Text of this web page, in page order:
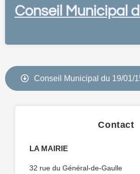
Conseil Municipal
Contact
LA MAIRIE
32 rue du Général-de-Gaulle
Conseil Municipal du 19/01/